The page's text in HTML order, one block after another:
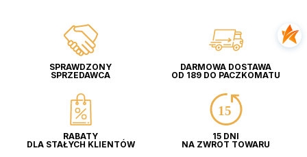
SPRAWDZONY
SPRZEDAWCA
DARMOWA DOSTAWA
OD 189 DO PACZKOMATU
RABATY
DLA STAŁYCH KLIENTÓW
15 DNI
NA ZWROT TOWARU